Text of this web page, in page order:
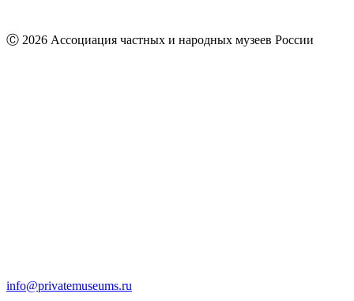
Ⓒ 2026 Ассоциация частных и народных музеев России
info@privatemuseums.ru